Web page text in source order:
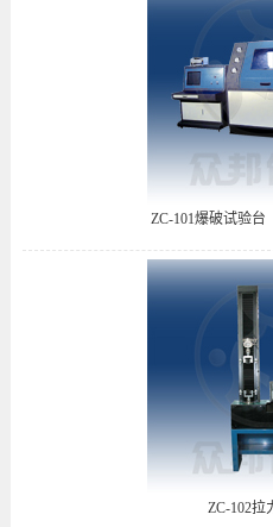
ZC-101爆破试验台
ZC-102拉